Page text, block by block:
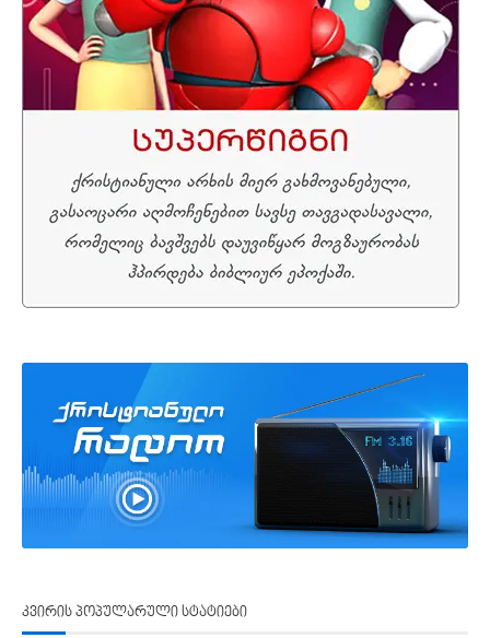
კვირის პოპულარული სტატიები